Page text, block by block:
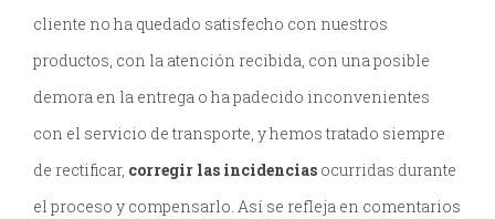
cliente no ha quedado satisfecho con nuestros
productos, con la atención recibida, con una posible
demora en la entrega o ha padecido inconvenientes
con el servicio de transporte, y hemos tratado siempre
de rectificar, corregir las incidencias ocurridas durante
el proceso y compensarlo. Así se refleja en comentarios